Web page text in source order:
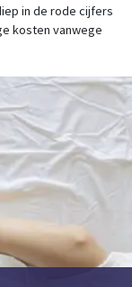
in de rode cijfers
kosten vanwege